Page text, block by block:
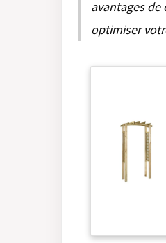
avantages
optimiser